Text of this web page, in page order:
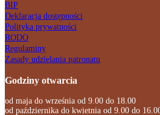
BIP
Deklaracja dostępności
Polityka prywatności
RODO
Regulaminy
Zasady udzielania patronatu
Godziny otwarcia
od maja do września od 9.00 do 18.00
od października do kwietnia od 9.00 do